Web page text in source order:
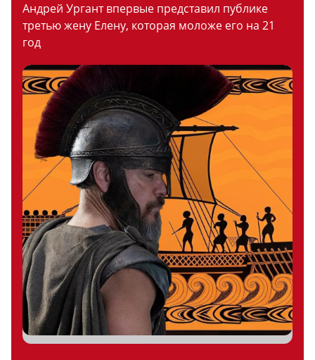
Андрей Ургант впервые представил публике
третью жену Елену, которая моложе его на 21
год